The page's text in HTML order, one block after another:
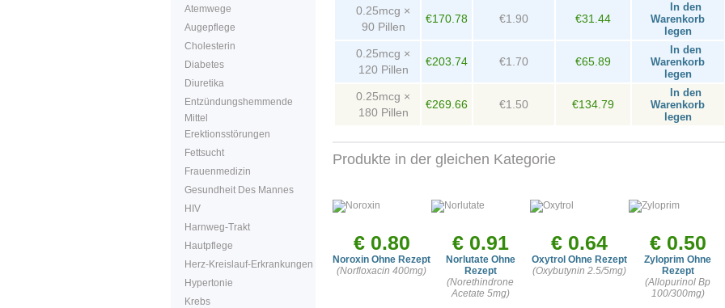
Atemwege
Augepflege
Cholesterin
Diabetes
Diuretika
Entzündungshemmende
Mittel
Erektionsstörungen
Fettsucht
Frauenmedizin
Gesundheit Des Mannes
HIV
Harnweg-Trakt
Hautpflege
Herz-Kreislauf-Erkrankungen
Hypertonie
Krebs
0.25mcg ×
90 Pillen
€170.78 €1.90 €31.44
In den
Warenkorb
legen
0.25mcg ×
120 Pillen
€203.74 €1.70 €65.89
In den
Warenkorb
legen
0.25mcg ×
180 Pillen
€269.66 €1.50 €134.79
In den
Warenkorb
legen
Produkte in der gleichen Kategorie
€ 0.80
Noroxin Ohne Rezept
(Norfloxacin 400mg)
€ 0.91
Norlutate Ohne
Rezept
(Norethindrone
Acetate 5mg)
€ 0.64
Oxytrol Ohne Rezept
(Oxybutynin 2.5/5mg)
€ 0.50
Zyloprim Ohne
Rezept
(Allopurinol Bp
100/300mg)